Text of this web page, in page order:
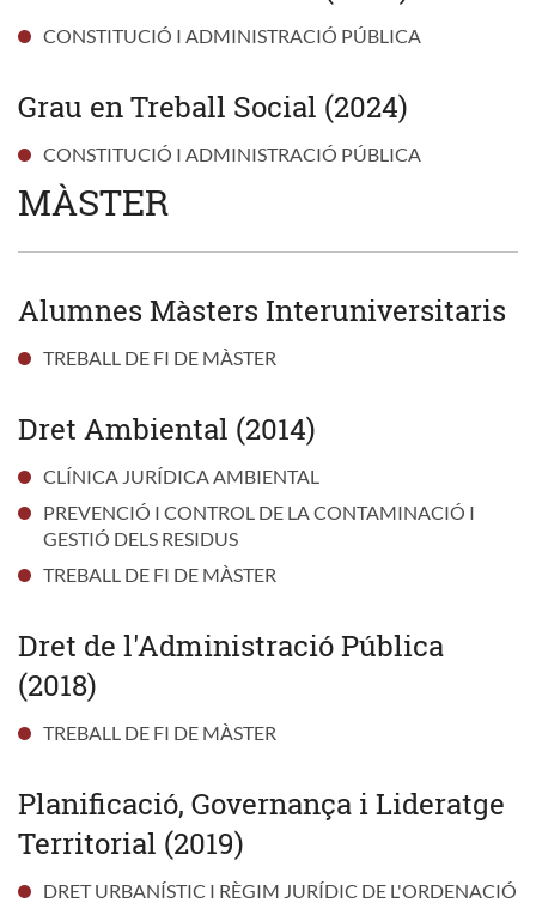
CONSTITUCIÓ I ADMINISTRACIÓ PÚBLICA
Grau en Treball Social (2024)
CONSTITUCIÓ I ADMINISTRACIÓ PÚBLICA
MÀSTER
Alumnes Màsters Interuniversitaris
TREBALL DE FI DE MÀSTER
Dret Ambiental (2014)
CLÍNICA JURÍDICA AMBIENTAL
PREVENCIÓ I CONTROL DE LA CONTAMINACIÓ I
GESTIÓ DELS RESIDUS
TREBALL DE FI DE MÀSTER
Dret de l'Administració Pública
(2018)
TREBALL DE FI DE MÀSTER
Planificació, Governança i Lideratge
Territorial (2019)
DRET URBANÍSTIC I RÈGIM JURÍDIC DE L'ORDENACIÓ